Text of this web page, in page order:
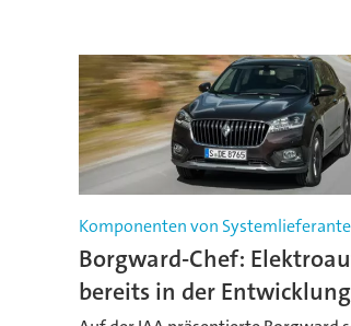
Komponenten von
Borgward-Chef:
bereits in der Entwicklung